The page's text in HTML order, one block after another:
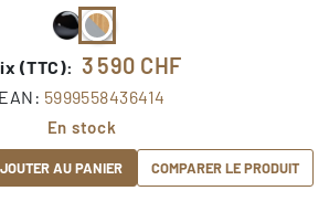
(TTC): 3 590 CHF
EAN: 5999558436414
En stock
AU PANIER COMPARER LE PRODUIT